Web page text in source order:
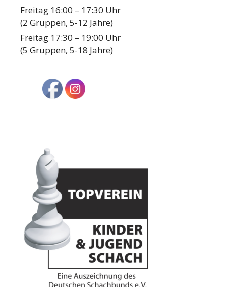
Freitag 16:00 – 17:30 Uhr
(2 Gruppen, 5-12 Jahre)
Freitag 17:30 – 19:00 Uhr
(5 Gruppen, 5-18 Jahre)